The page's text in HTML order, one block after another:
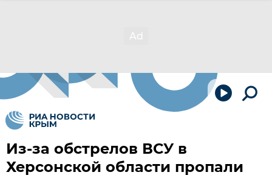
Из-за обстрелов ВСУ в
Херсонской области пропали